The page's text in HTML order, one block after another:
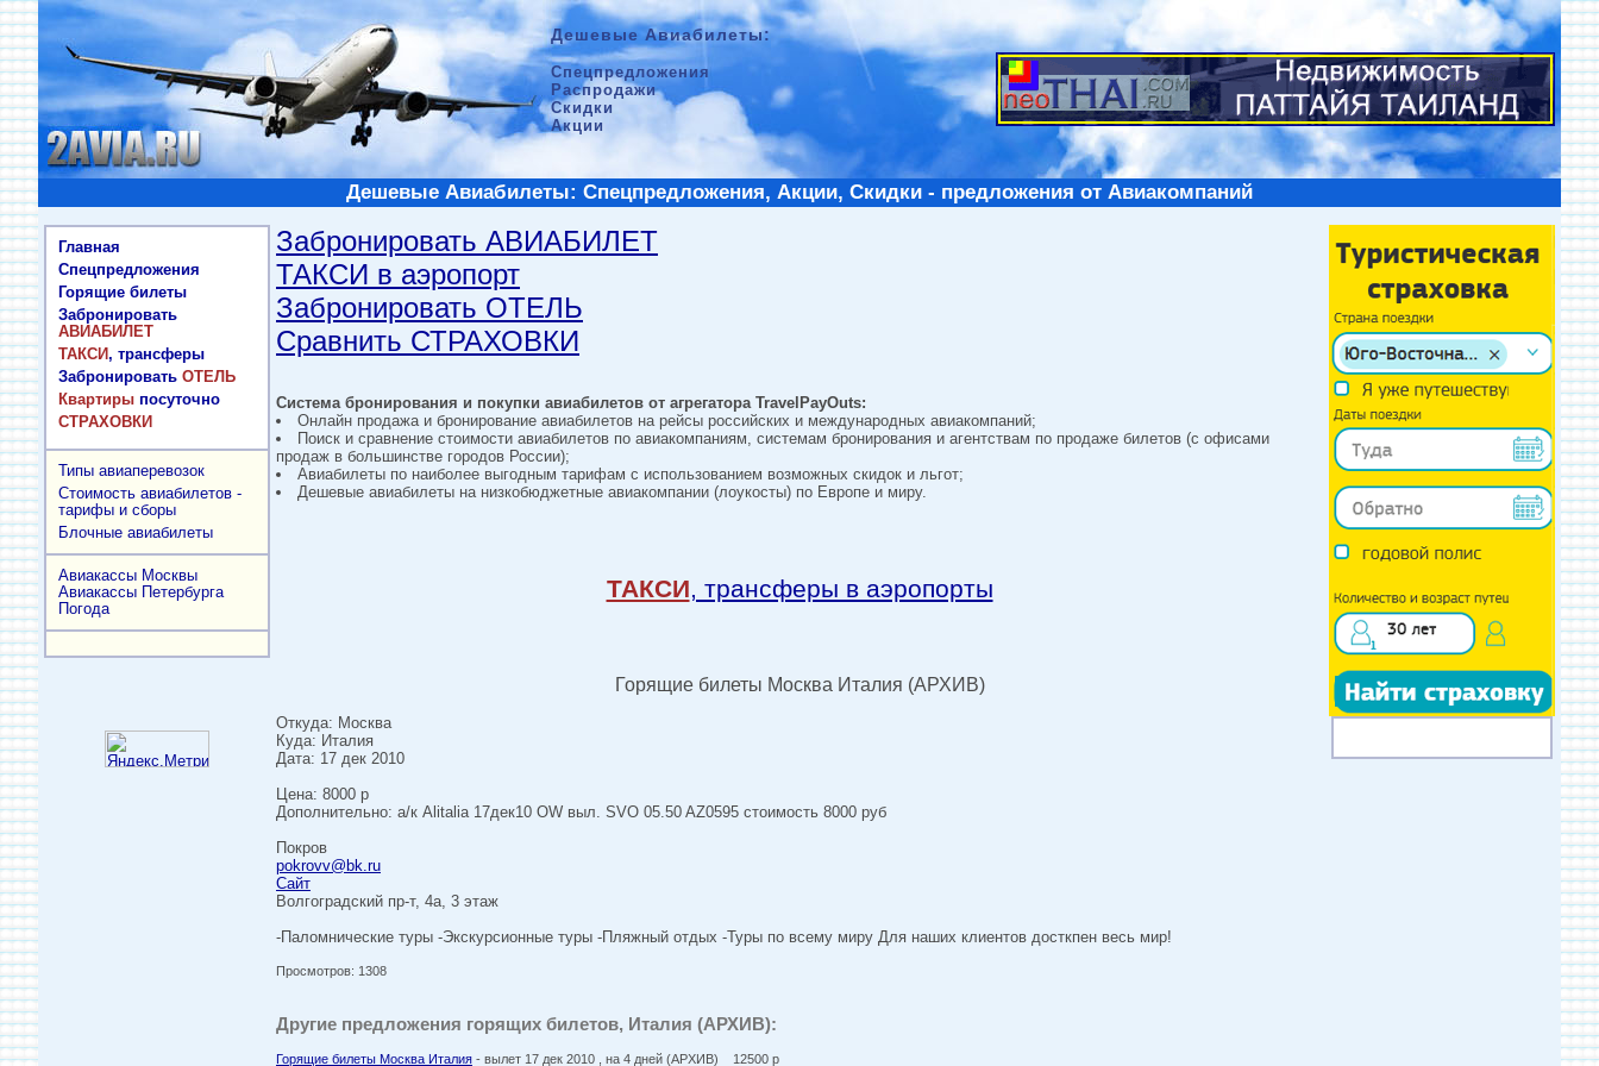
Дешевые Авиабилеты:
Спецпредложения
Распродажи
Скидки
Акции
Дешевые Авиабилеты: Спецпредложения, Акции, Скидки - предложения от Авиакомпаний
Главная
Спецпредложения
Горящие билеты
Забронировать
АВИАБИЛЕТ
ТАКСИ, трансферы
Забронировать ОТЕЛЬ
Квартиры посуточно
СТРАХОВКИ
Типы авиаперевозок
Стоимость авиабилетов -
тарифы и сборы
Блочные авиабилеты
Авиакассы Москвы
Авиакассы Петербурга
Погода
Забронировать АВИАБИЛЕТ
ТАКСИ в аэропорт
Забронировать ОТЕЛЬ
Сравнить СТРАХОВКИ
Система бронирования и покупки авиабилетов от агрегатора TravelPayOuts:
Онлайн продажа и бронирование авиабилетов на рейсы российских и международных авиакомпаний;
Поиск и сравнение стоимости авиабилетов по авиакомпаниям, системам бронирования и агентствам по продаже билетов (с офисами
продаж в большинстве городов России);
Авиабилеты по наиболее выгодным тарифам с использованием возможных скидок и льгот;
Дешевые авиабилеты на низкобюджетные авиакомпании (лоукосты) по Европе и миру.
ТАКСИ, трансферы в аэропорты
Горящие билеты Москва Италия (АРХИВ)
Откуда: Москва
Куда: Италия
Дата: 17 дек 2010
Цена: 8000 p
Дополнительно: а/к Alitalia 17дек10 OW выл. SVO 05.50 AZ0595 стоимость 8000 руб
Покров
pokrovv@bk.ru
Сайт
Волгоградский пр-т, 4а, 3 этаж
-Паломнические туры -Экскурсионные туры -Пляжный отдых -Туры по всему миру Для наших клиентов досткпен весь мир!
Просмотров: 1308
Другие предложения горящих билетов, Италия (АРХИВ):
Горящие билеты Москва Италия - вылет 17 дек 2010 , на 4 дней (АРХИВ) 12500 p